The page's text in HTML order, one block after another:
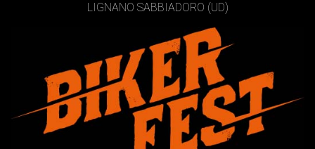
LIGNANO SABBIADORO (UD)